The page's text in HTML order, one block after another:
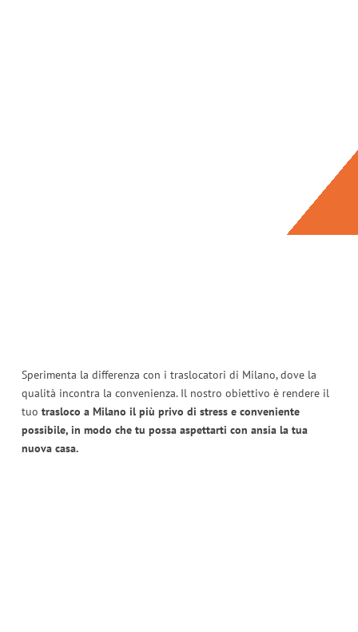
Sperimenta la differenza con i traslocatori di Milano, dove la
qualità incontra la convenienza. Il nostro obiettivo è rendere il
tuo trasloco a Milano il più privo di stress e conveniente
possibile, in modo che tu possa aspettarti con ansia la tua
nuova casa.